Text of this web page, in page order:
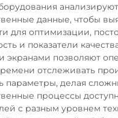
анализируют
данные, чтобы
для оптимизации,
и показатели
экранами позволяют
отслеживать
параметры, делая
процессы
с разным уровнем